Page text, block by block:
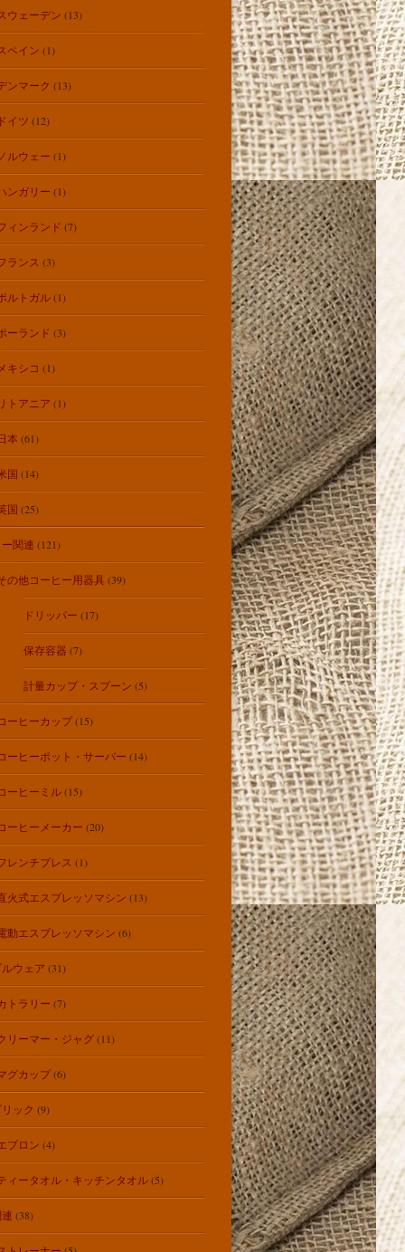
ウェーデン (13)
ペイン (1)
ンマーク (13)
イツ (12)
ルウェー (1)
ンガリー (1)
ィンランド (7)
ランス (3)
ルトガル(1)
ーランド (3)
キシコ (1)
トアニア (1)
本 (61)
国 (14)
国 (25)
関連 (121)
の他コーヒー用器具 (39)
ドリッパー (17)
保存容器 (7)
計量カップ・スプーン (5)
ーヒーカップ(15)
ーヒーポット・サーバー (14)
ーヒーミル(15)
ーヒーメーカー (20)
レンチプレス (1)
火式エスプレッソマシン (13)
動エスプレッソマシン (6)
ウェア (31)
トラリー (7)
リーマー・ジャグ(11)
グカップ(6)
ック (9)
プロン (4)
ィータオル・キッチンタオル(5)
(38)